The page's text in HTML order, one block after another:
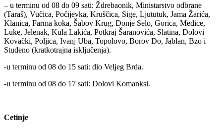
– u terminu od 08 do 09 sati: Ždrebaonik, Ministarstvo odbrane
(Taraš), Vučica, Počijevka, Kruščica, Sige, Ljututuk, Jama Žarića,
Klanica, Farma koka, Šabov Krug, Donje Selo, Gorica, Međice,
Luke, Jelenak, Kula Lakića, Potkraj Šaranovića, Slatina, Dolovi
Kovački, Poljica, Ivanj Uba, Topolovo, Borov Do, Jablan, Bzo i
Studeno (kratkotrajna isključenja).
-u terminu od 08 do 15 sati: dio Veljeg Brda.
-u terminu od 08 do 17 sati: Dolovi Komanksi.
Cetinje